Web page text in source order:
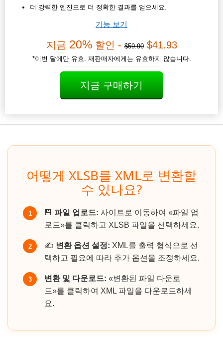
더 강력한 엔진으로 더 정확한 결과를 얻으세요.
기능 보기
지금 20%할인 -$59.90$41.93
*이번 달에만 유효. 재판매자에게는 유효하지 않습니다.
지금 구매하기
어떻게 XLSB를 XML로 변환할
수 있나요?
1 💾 파일 업로드: 사이트로 이동하여 «파일 업
로드»를 클릭하고 XLSB 파일을 선택하세요.
2 ✍️ 변환 옵션 설정: XML를 출력 형식으로 선
택하고 필요에 따라 추가 옵션을 조정하세요.
3 변환 및 다운로드: «변환된 파일 다운로
드»를 클릭하여 XML 파일을 다운로드하세
요.